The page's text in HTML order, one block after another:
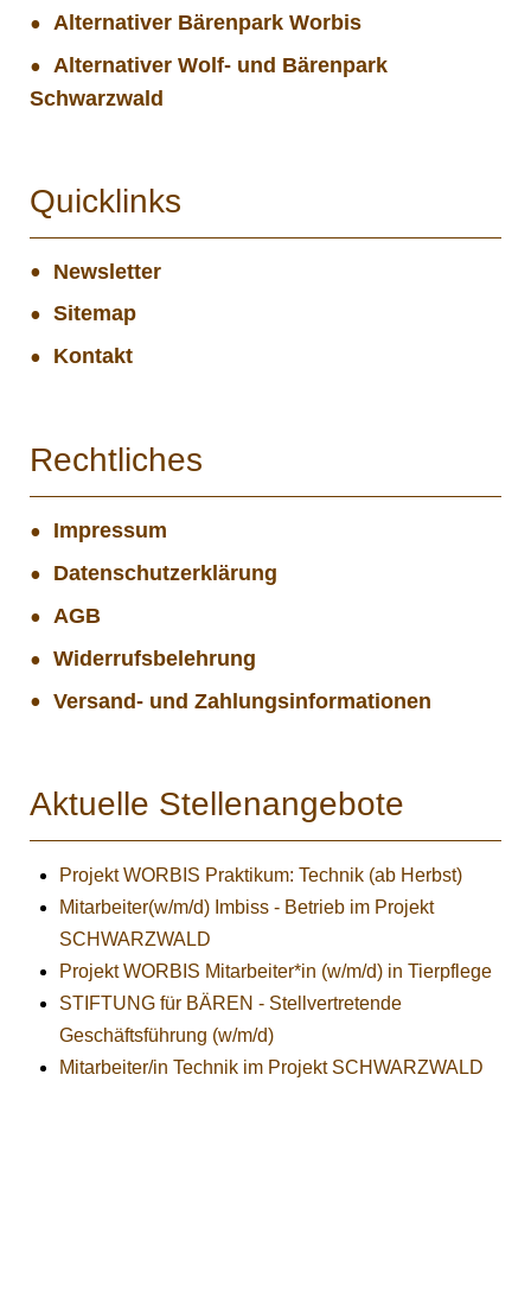
Alternativer Bärenpark Worbis
Alternativer Wolf- und Bärenpark
Schwarzwald
Quicklinks
Newsletter
Sitemap
Kontakt
Rechtliches
Impressum
Datenschutzerklärung
AGB
Widerrufsbelehrung
Versand- und Zahlungsinformationen
Aktuelle Stellenangebote
Projekt WORBIS Praktikum: Technik (ab Herbst)
Mitarbeiter(w/m/d) Imbiss - Betrieb im Projekt
SCHWARZWALD
Projekt WORBIS Mitarbeiter*in (w/m/d) in Tierpflege
STIFTUNG für BÄREN - Stellvertretende
Geschäftsführung (w/m/d)
Mitarbeiter/in Technik im Projekt SCHWARZWALD